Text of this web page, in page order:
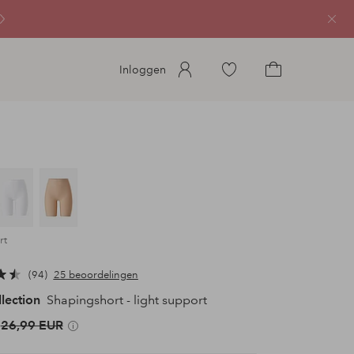
Inloggen
Ga
94 25 beoordelingen
Shapingshort - light support
26,99 EUR